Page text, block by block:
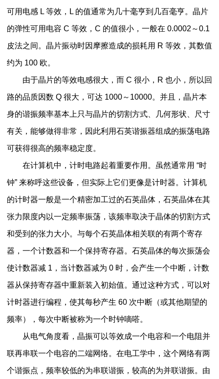
可用电感 L 等效，L 的值通常为几十毫亨到几百毫亨。晶片
的弹性可用电容 C 等效，C 的值很小，一般在 0.0002～0.1
皮法之间。晶片振动时因摩擦造成的损耗用 R 等效，其数值
约为 100 欧。
由于晶片的等效电感很大，而 C 很小，R 也小，所以回
路的品质因数 Q 很大，可达 1000～10000。并且，晶片本
身的谐振频率基本上只与晶片的切割方式、几何形状、尺寸
有关，能够做得非常，因此利用石英谐振器组成的振荡电路
可获得很高的频率稳定度。
在计算机中，计时电路起着重要作用。虽然通常用 “时
钟” 来称呼这些设备，但实际上它们更像是计时器。计算机
的计时器一般是一个精密加工过的石英晶体，石英晶体在其
张力限度内以一定频率振荡，该频率取决于晶体的切割方式
和受到的张力大小。与每个石英晶体相关联的有两个寄存
器，一个计数器和一个保持寄存器。石英晶体的每次振荡会
使计数器减 1，当计数器减为 0 时，会产生一个中断，计数
器从保持寄存器中重新装入初始值。通过这种方式，可以对
计时器进行编程，使其每秒产生 60 次中断（或其他期望的
频率），每次中断被称为一个时钟嘀嗒。
从电气角度看，晶振可以等效成一个电容和一个电阻并
联再串联一个电容的二端网络。在电工学中，这个网络有两
个谐振点，频率较低的为串联谐振，较高的为并联谐振。由